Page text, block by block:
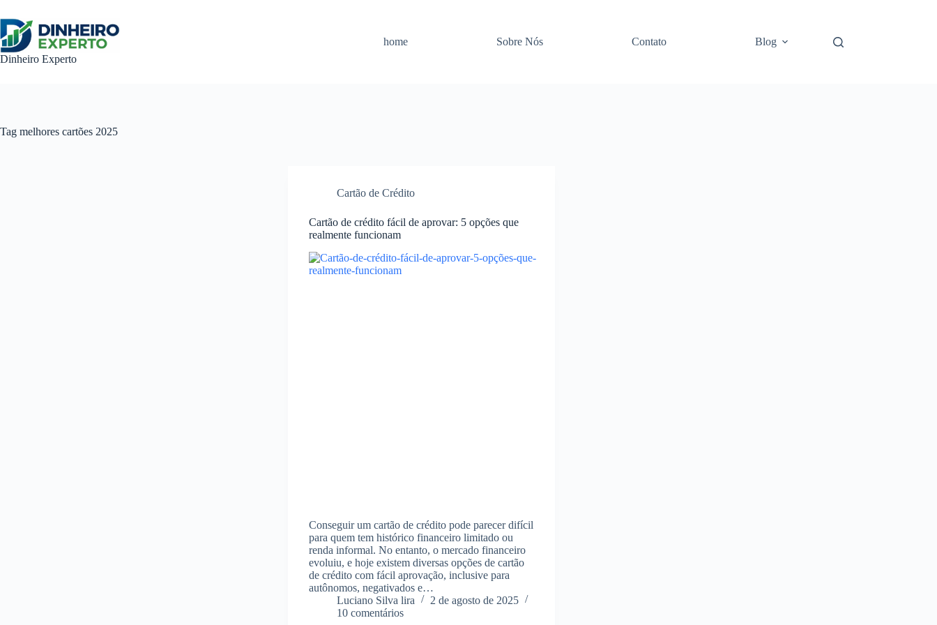
para
conteúdo
Dinheiro Experto
home Sobre Nós Contato Blog
Tag melhores cartões 2025
Cartão de Crédito
Cartão de crédito fácil de aprovar: 5 opções que
realmente funcionam
Conseguir um cartão de crédito pode parecer difícil
para quem tem histórico financeiro limitado ou
renda informal. No entanto, o mercado financeiro
evoluiu, e hoje existem diversas opções de cartão
de crédito com fácil aprovação, inclusive para
autônomos, negativados e…
Luciano Silva lira
2 de agosto de 2025
10 comentários